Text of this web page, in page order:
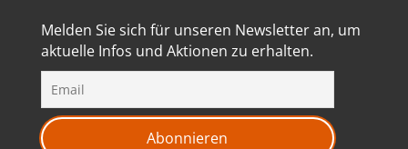
Melden Sie sich für unseren Newsletter an, um
aktuelle Infos und Aktionen zu erhalten.